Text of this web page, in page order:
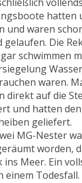
hatten
und waren
gelaufen. Die
schwimmen
waren.
direkt auf die
und hatten
geliefert.
MG-Nester
worden,
Meer. Ein
einem Todesfall.